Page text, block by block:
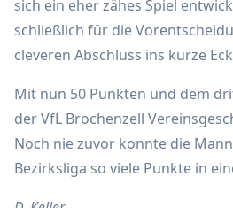
sich ein eher zähes Spiel
schließlich für die
cleveren Abschluss ins kurze
Mit nun 50 Punkten und dem
der VfL Brochenzell
Noch nie zuvor konnte die
Bezirksliga so viele Punkte in